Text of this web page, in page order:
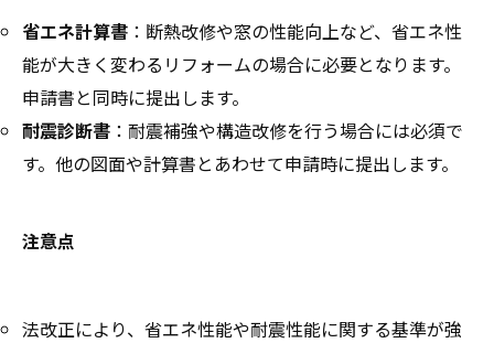
省エネ計算書 ：断熱改修や窓の性能向上など、省エネ性
能が大きく変わるリフォームの場合に必要となります。
申請書と同時に提出します。
耐震診断書 ：耐震補強や構造改修を行う場合には必須で
す。他の図面や計算書とあわせて申請時に提出します。
注意点
法改正により、省エネ性能や耐震性能に関する基準が強